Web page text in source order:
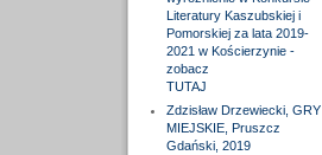
Literatury Kaszubskiej i
Pomorskiej za lata 2019-
2021 w Kościerzynie -
zobacz
TUTAJ
Zdzisław Drzewiecki, GRY
MIEJSKIE, Pruszcz
Gdański, 2019